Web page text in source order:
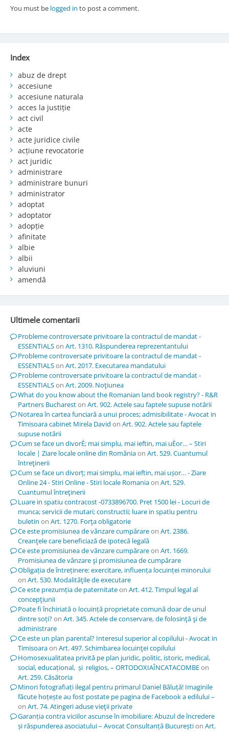
You must be logged in to post a comment.
Index
abuz de drept
accesiune
accesiune naturala
acces la justiție
act civil
acte
acte juridice civile
acțiune revocatorie
act juridic
administrare
administrare bunuri
administrator
adoptat
adoptator
adopție
afinitate
albie
albii
aluviuni
amendă
Ultimele comentarii
Probleme controversate privitoare la contractul de mandat -
ESSENTIALSon Art. 1310. Răspunderea reprezentantului
Probleme controversate privitoare la contractul de mandat -
ESSENTIALSon Art. 2017. Executarea mandatului
Probleme controversate privitoare la contractul de mandat -
ESSENTIALSon Art. 2009. Noţiunea
What do you know about the Romanian land book registry? - R&R
Partners Buchareston Art. 902. Actele sau faptele supuse notării
Notarea în cartea funciară a unui proces; admisibilitate - Avocat in
Timisoara cabinet Mirela David on Art. 902. Actele sau faptele
supuse notării
Cum se face un divorÈ; mai simplu, mai ieftin, mai uÈor… – Stiri
locale | Ziare locale online din Româniaon Art. 529. Cuantumul
întreţinerii
Cum se face un divorț; mai simplu, mai ieftin, mai ușor… - Ziare
Online 24 - Stiri Online - Stiri locale Romaniaon Art. 529.
Cuantumul întreţinerii
Luare in spatiu contracost -0733896700. Pret 1500 lei - Locuri de
munca; servicii de mutari; constructii; luare in spatiu pentru
buletin on Art. 1270. Forţa obligatorie
Ce este promisiunea de vânzare cumpărareon Art. 2386.
Creanţele care beneficiază de ipotecă legală
Ce este promisiunea de vânzare cumpărareon Art. 1669.
Promisiunea de vânzare şi promisiunea de cumpărare
Obligația de întreținere: exercitare, influența locuinței minorului
on Art. 530. Modalităţile de executare
Ce este prezumția de paternitateon Art. 412. Timpul legal al
concepţiunii
Poate fi închiriată o locuință proprietate comună doar de unul
dintre soți?on Art. 345. Actele de conservare, de folosinţă şi de
administrare
Ce este un plan parental? Interesul superior al copilului - Avocat in
Timisoaraon Art. 497. Schimbarea locuinţei copilului
Homosexualitatea privită pe plan juridic, politic, istoric, medical,
social, educațional, și religios, – ORTODOXIAÎNCATACOMBEon
Art. 259. Căsătoria
Minori fotografiați ilegal pentru primarul Daniel Băluță! Imaginile
făcute hoțește au fost postate pe pagina de Facebook a edilului –
on Art. 74. Atingeri aduse vieţii private
Garanția contra viciilor ascunse în imobiliare: Abuzul de încredere
și răspunderea asociatului – Avocat Consultanță Bucureștion Art.